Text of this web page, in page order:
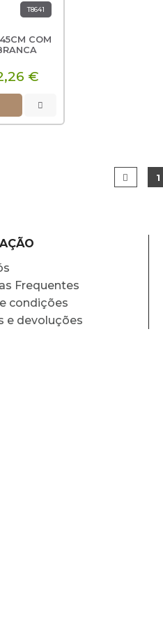
T8641
COM
€
1
Frequentes
condições
e devoluções